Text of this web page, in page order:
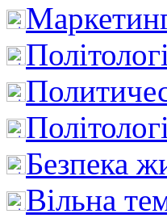
Безпека
Вільна